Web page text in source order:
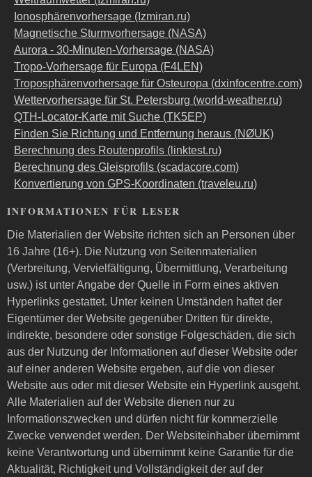
Ionosphärenvorhersage (Izmiran.ru)
Magnetische Sturmvorhersage (NASA)
Aurora - 30-Minuten-Vorhersage (NASA)
Tropo-Vorhersage für Europa (F4LEN)
Troposphärenvorhersage für Osteuropa (dxinfocentre.com)
Wettervorhersage für St. Petersburg (world-weather.ru)
QTH-Locator-Karte mit Suche (TK5EP)
Finden Sie Richtung und Entfernung heraus (NØUK)
Berechnung des Routenprofils (linktest.ru)
Berechnung des Gleisprofils (scadacore.com)
Konvertierung von GPS-Koordinaten (traveleu.ru)
INFORMATIONEN FÜR LESER
Die Materialien der Website richten sich an Personen über
16 Jahre (16+). Die Nutzung von Seitenmaterialien
(Verbreitung, Vervielfältigung, Übermittlung, Verarbeitung
usw.) ist unter Angabe der Quelle in Form eines aktiven
Hyperlinks gestattet. Unter keinen Umständen haftet der
Eigentümer der Website gegenüber Dritten für direkte,
indirekte, besondere oder sonstige Folgeschäden, die sich
aus der Nutzung der Informationen auf dieser Website oder
auf einer anderen Website ergeben, auf die von dieser
Website aus oder mit dieser Website ein Hyperlink ausgeht.
Alle Materialien auf der Website dienen nur zu
Informationszwecken und dürfen nicht für kommerzielle
Zwecke verwendet werden. Der Websiteinhaber übernimmt
keine Verantwortung und übernimmt keine Garantie für die
Aktualität, Richtigkeit und Vollständigkeit der auf der